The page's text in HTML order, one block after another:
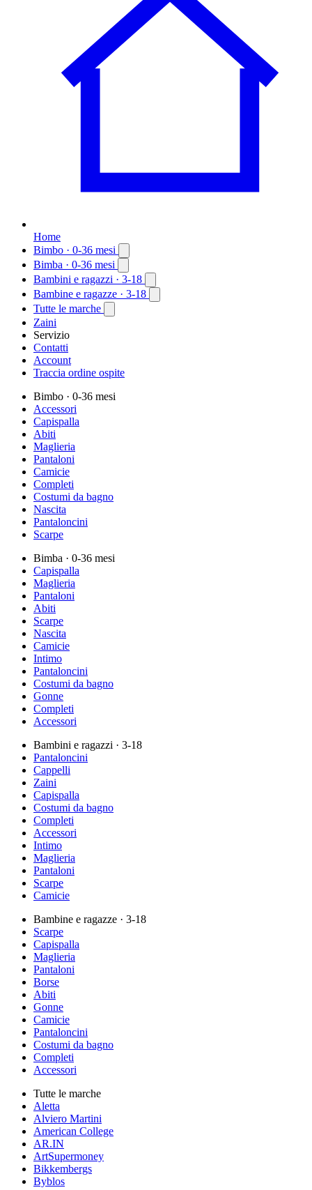
Home
Bimbo · 0-36 mesi
Bimba · 0-36 mesi
Bambini e ragazzi · 3-18
Bambine e ragazze · 3-18
Tutte le marche
Zaini
Servizio
Contatti
Account
Traccia ordine ospite
Bimbo · 0-36 mesi
Accessori
Capispalla
Abiti
Maglieria
Pantaloni
Camicie
Completi
Costumi da bagno
Nascita
Pantaloncini
Scarpe
Bimba · 0-36 mesi
Capispalla
Maglieria
Pantaloni
Abiti
Scarpe
Nascita
Camicie
Intimo
Pantaloncini
Costumi da bagno
Gonne
Completi
Accessori
Bambini e ragazzi · 3-18
Pantaloncini
Cappelli
Zaini
Capispalla
Costumi da bagno
Completi
Accessori
Intimo
Maglieria
Pantaloni
Scarpe
Camicie
Bambine e ragazze · 3-18
Scarpe
Capispalla
Maglieria
Pantaloni
Borse
Abiti
Gonne
Camicie
Pantaloncini
Costumi da bagno
Completi
Accessori
Tutte le marche
Aletta
Alviero Martini
American College
AR.IN
ArtSupermoney
Bikkembergs
Byblos